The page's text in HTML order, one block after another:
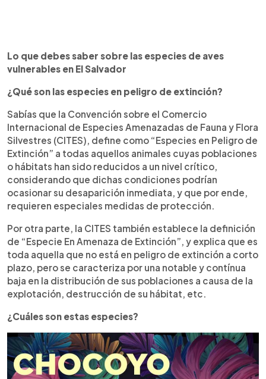
Lo que debes saber sobre las especies de aves
vulnerables en El Salvador
¿Qué son las especies en peligro de extinción?
Sabías que la Convención sobre el Comercio
Internacional de Especies Amenazadas de Fauna y Flora
Silvestres (CITES), define como “Especies en Peligro de
Extinción” a todas aquellos animales cuyas poblaciones
o hábitats han sido reducidos a un nivel crítico,
considerando que dichas condiciones podrían
ocasionar su desaparición inmediata, y que por ende,
requieren especiales medidas de protección.
Por otra parte, la CITES también establece la definición
de “Especie En Amenaza de Extinción”, y explica que es
toda aquella que no está en peligro de extinción a corto
plazo, pero se caracteriza por una notable y contínua
baja en la distribución de sus poblaciones a causa de la
explotación, destrucción de su hábitat, etc.
¿Cuáles son estas especies?